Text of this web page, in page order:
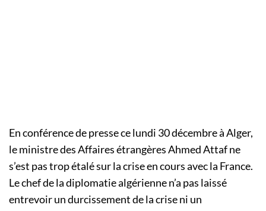
En conférence de presse ce lundi 30 décembre à Alger,
le ministre des Affaires étrangères Ahmed Attaf ne
s’est pas trop étalé sur la crise en cours avec la France.
Le chef de la diplomatie algérienne n’a pas laissé
entrevoir un durcissement de la crise ni un